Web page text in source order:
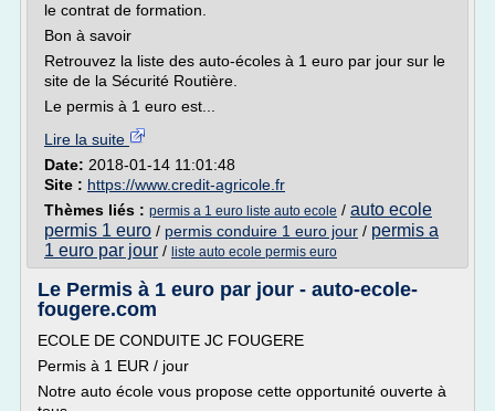
le contrat de formation.
Bon à savoir
Retrouvez la liste des auto-écoles à 1 euro par jour sur le
site de la Sécurité Routière.
Le permis à 1 euro est...
Lire la suite
Date: 2018-01-14 11:01:48
Site : https://www.credit-agricole.fr
Thèmes liés : permis a 1 euro liste auto ecole / auto ecole
permis 1 euro / permis conduire 1 euro jour / permis a
1 euro par jour / liste auto ecole permis euro
Le Permis à 1 euro par jour - auto-ecole-
fougere.com
ECOLE DE CONDUITE JC FOUGERE
Permis à 1 EUR / jour
Notre auto école vous propose cette opportunité ouverte à